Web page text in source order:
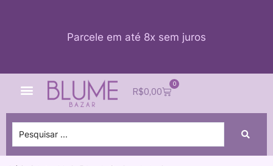
Parcele em até 8x sem juros
R$0,00
0